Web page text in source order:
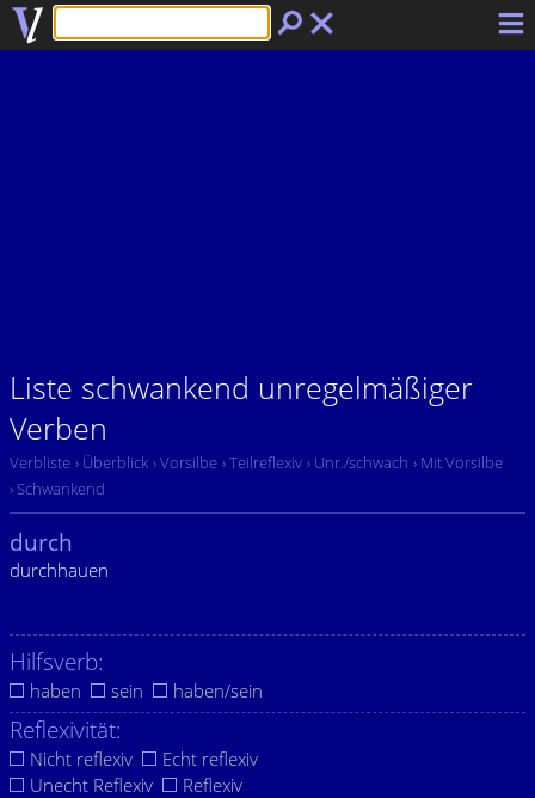
Liste schwankend unregelmäßiger
Verben
Verbliste › Überblick › Vorsilbe › Teilreflexiv › Unr./schwach › Mit Vorsilbe
› Schwankend
durch
durchhauen
Hilfsverb:
haben sein haben/sein
Reflexivität:
Nicht reflexiv
Echt reflexiv
Unecht Reflexiv
Reflexiv